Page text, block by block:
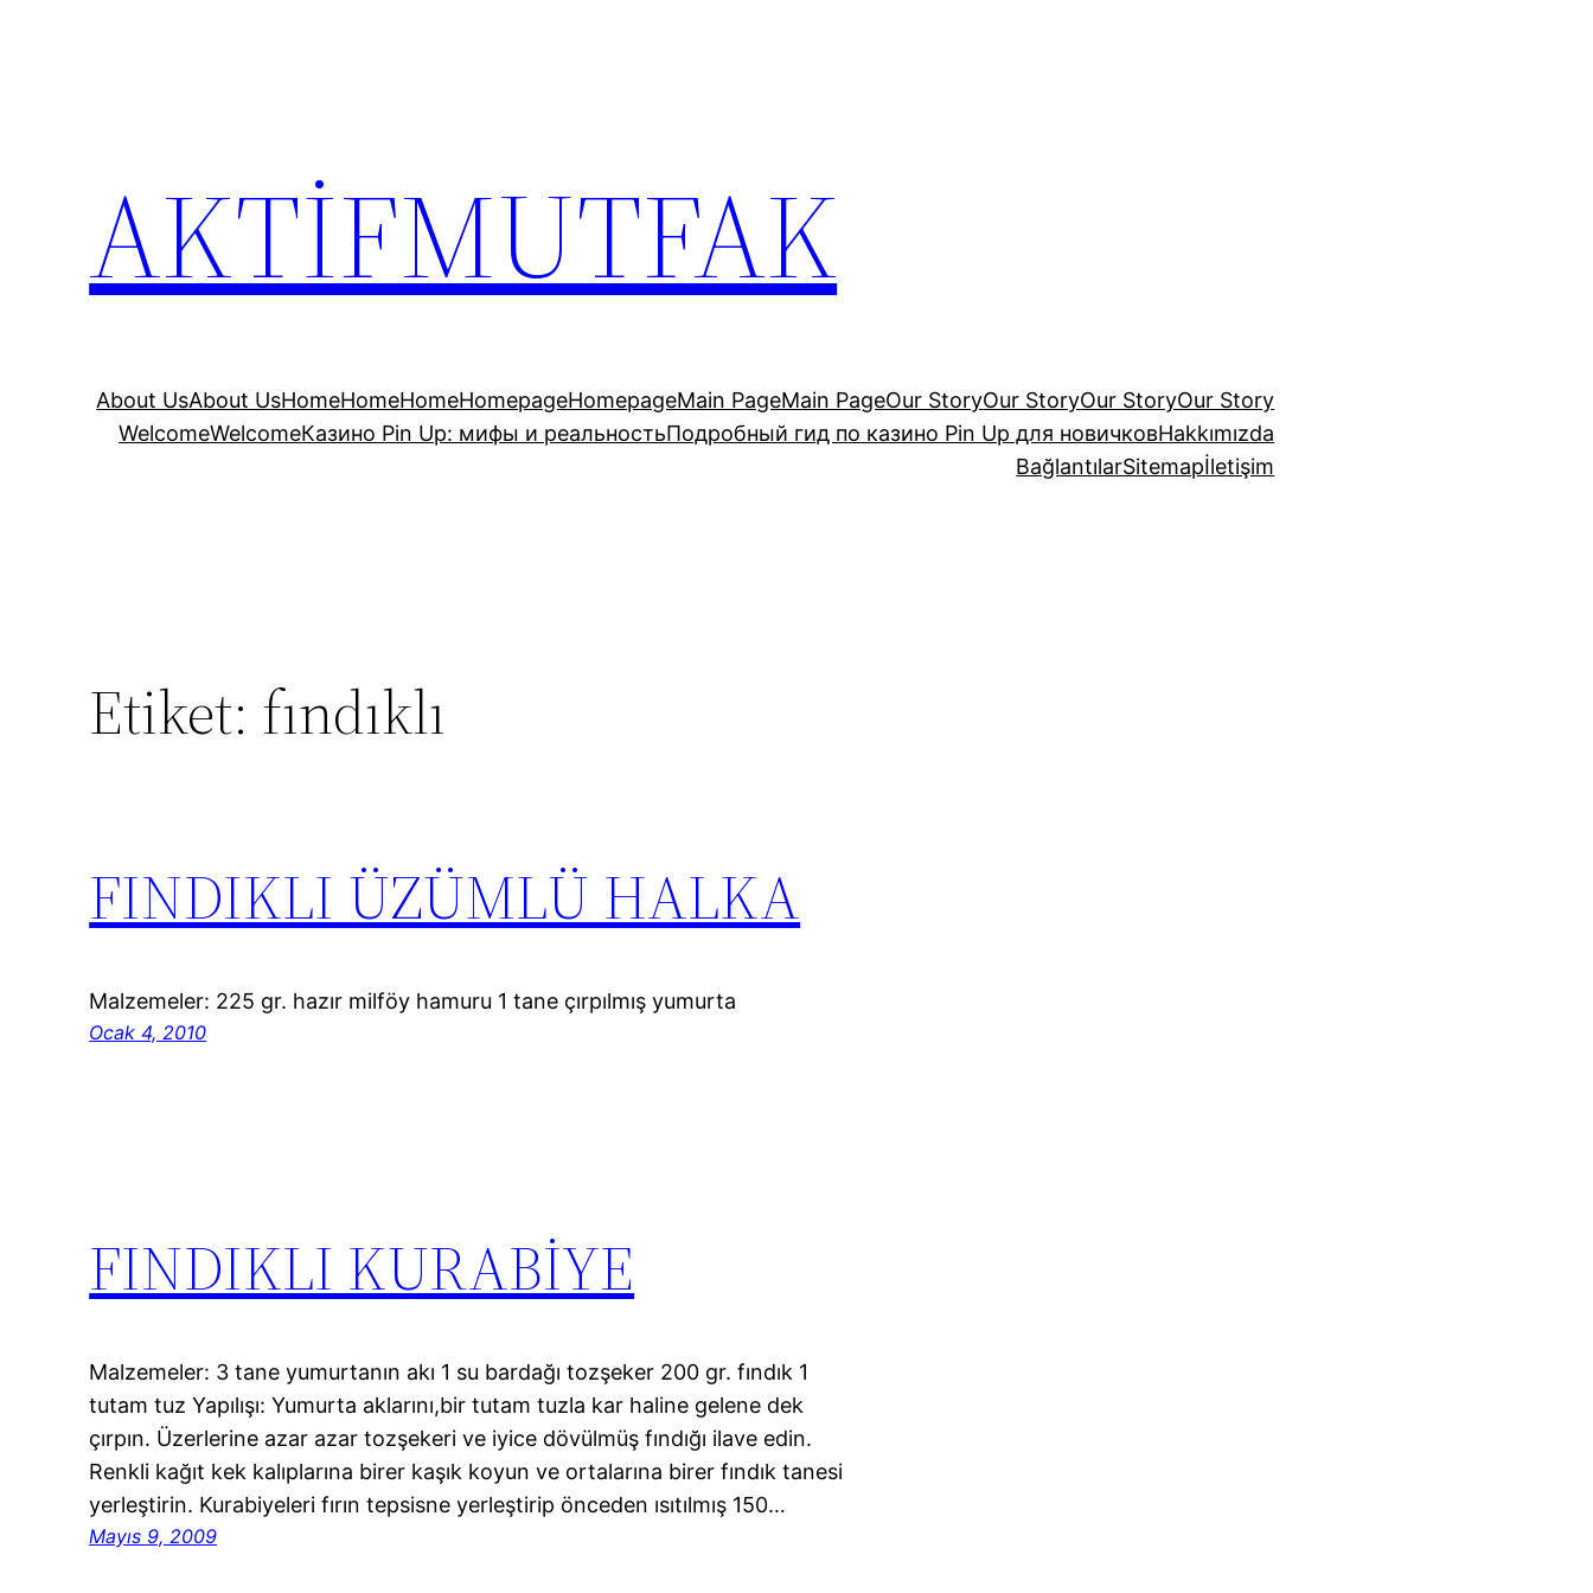
AKTİFMUTFAK
About UsAbout UsHomeHomeHomeHomepageHomepageMain PageMain PageOur StoryOur StoryOur StoryOur Story
WelcomeWelcomeКазино Pin Up: мифы и реальностьПодробный гид по казино Pin Up для новичковHakkımızda
BağlantılarSitemapİletişim
Etiket: fındıklı
FINDIKLI ÜZÜMLÜ HALKA
Malzemeler: 225 gr. hazır milföy hamuru 1 tane çırpılmış yumurta
Ocak 4, 2010
FINDIKLI KURABİYE
Malzemeler: 3 tane yumurtanın akı 1 su bardağı tozşeker 200 gr. fındık 1
tutam tuz Yapılışı: Yumurta aklarını,bir tutam tuzla kar haline gelene dek
çırpın. Üzerlerine azar azar tozşekeri ve iyice dövülmüş fındığı ilave edin.
Renkli kağıt kek kalıplarına birer kaşık koyun ve ortalarına birer fındık tanesi
yerleştirin. Kurabiyeleri fırın tepsisne yerleştirip önceden ısıtılmış 150…
Mayıs 9, 2009